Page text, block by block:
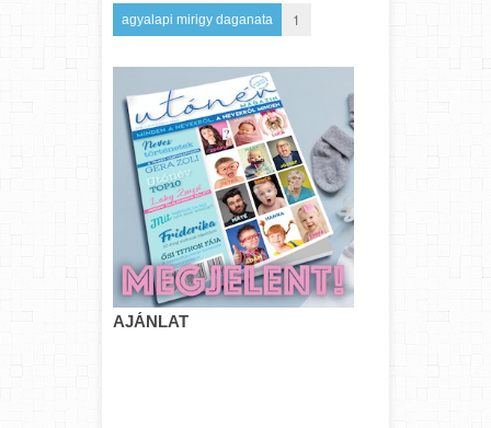
agyalapi mirigy daganata 1
AJÁNLAT